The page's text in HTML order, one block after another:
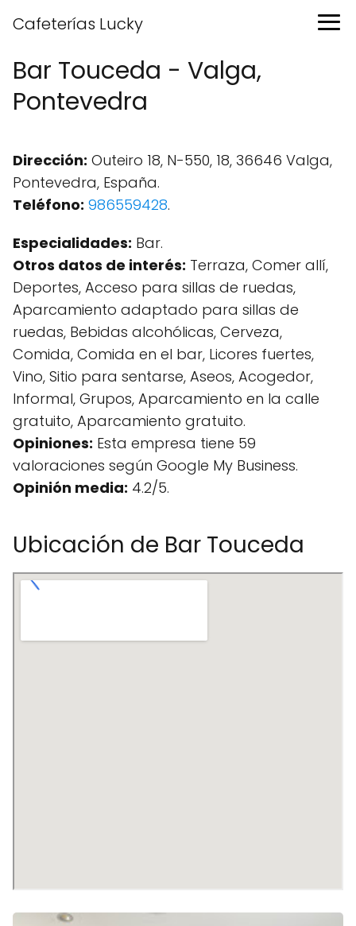
Cafeterías Lucky
Bar Touceda - Valga,
Pontevedra
Dirección: Outeiro 18, N-550, 18, 36646 Valga,
Pontevedra, España.
Teléfono: 986559428.
Especialidades: Bar.
Otros datos de interés: Terraza, Comer allí,
Deportes, Acceso para sillas de ruedas,
Aparcamiento adaptado para sillas de
ruedas, Bebidas alcohólicas, Cerveza,
Comida, Comida en el bar, Licores fuertes,
Vino, Sitio para sentarse, Aseos, Acogedor,
Informal, Grupos, Aparcamiento en la calle
gratuito, Aparcamiento gratuito.
Opiniones: Esta empresa tiene 59
valoraciones según Google My Business.
Opinión media: 4.2/5.
Ubicación de Bar Touceda